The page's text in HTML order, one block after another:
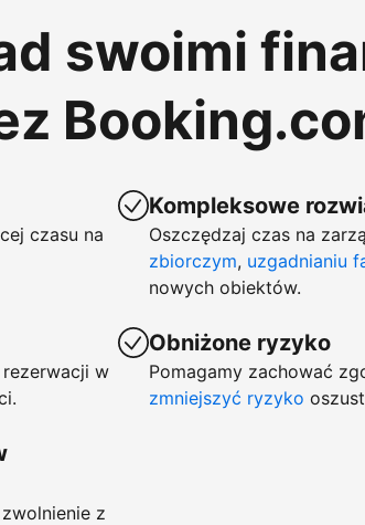
swoimi
czasu na
w
z
Kompleksowe
Oszczędzaj czas na
zbiorczym, uzgadnianiu
nowych obiektów.
Obniżone ryzyko
Pomagamy zachować
zmniejszyć ryzyko